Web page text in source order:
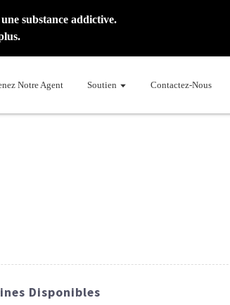
substance addictive.
Notre Agent Soutien Contactez-Nous
Disponibles